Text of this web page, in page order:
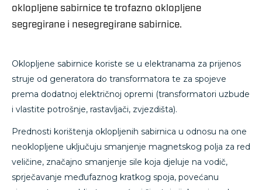
oklopljene sabirnice te trofazno oklopljene
segregirane i nesegregirane sabirnice.
Oklopljene sabirnice koriste se u elektranama za prijenos
struje od generatora do transformatora te za spojeve
prema dodatnoj električnoj opremi (transformatori uzbude
i vlastite potrošnje, rastavljači, zvjezdišta).
Prednosti korištenja oklopljenih sabirnica u odnosu na one
neoklopljene uključuju smanjenje magnetskog polja za red
veličine, značajno smanjenje sile koja djeluje na vodič,
sprječavanje međufaznog kratkog spoja, povećanu